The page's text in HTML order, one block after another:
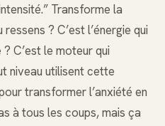
Transforme la
? C’est l’énergie qui
C’est le moteur qui
niveau utilisent cette
transformer l’anxiété en
à tous les coups, mais ça